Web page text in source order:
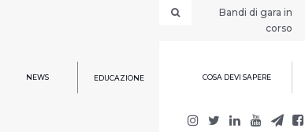
Bandi di gara in
corso
NEWS EDUCAZIONE COSA DEVI SAPERE